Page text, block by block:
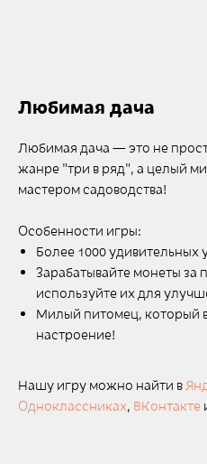
Любимая дача
Любимая дача — это не
жанре "три в ряд", а целый
мастером садоводства!
Особенности игры:
Более 1000 удивительных
Зарабатывайте монеты
используйте их для
Милый питомец, который
настроение!
Нашу игру можно найти в
Одноклассниках, ВКонтакте